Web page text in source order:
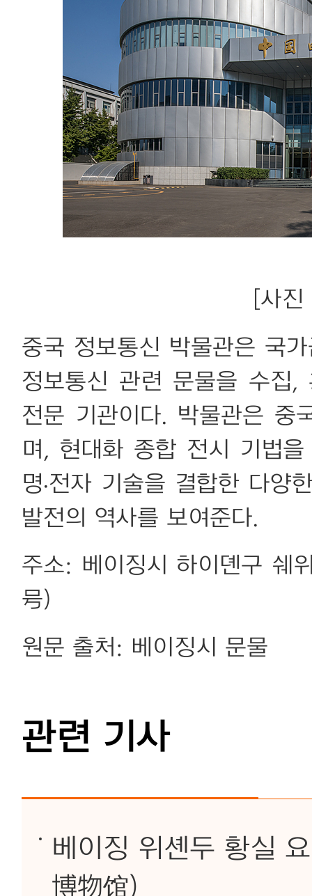
[사
중국 정보통신 박물관은 국
정보통신 관련 문물을 수집
전문 기관이다. 박물관은 중
며, 현대화 종합 전시 기법
명·전자 기술을 결합한 다양
발전의 역사를 보여준다.
주소: 베이징시 하이뎬구 쉐
号)
원문 출처: 베이징시 문물
관련 기사
베이징 위셴두 황실
博物馆)